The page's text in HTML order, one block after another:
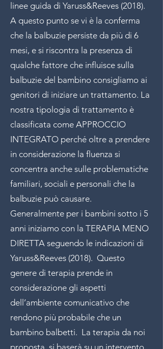
linee guida di Yaruss&Reeves (2018).
A questo punto se vi è la conferma
che la balbuzie persiste da più di 6
mesi, e si riscontra la presenza di
qualche fattore che influisce sulla
balbuzie del bambino consigliamo ai
genitori di iniziare un trattamento. La
nostra tipologia di trattamento è
classificata come APPROCCIO
INTEGRATO perché oltre a prendere
in considerazione la fluenza si
concentra anche sulle problematiche
familiari, sociali e personali che la
balbuzie può causare.
Generalmente per i bambini sotto i 5
anni iniziamo con la TERAPIA MENO
DIRETTA seguendo le indicazioni di
Yaruss&Reeves (2018). Questo
genere di terapia prende in
considerazione gli aspetti
dell’ambiente comunicativo che
rendono più probabile che un
bambino balbetti. La terapia da noi
proposta, si baserà su un intervento